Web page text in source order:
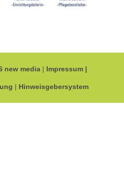
new media| Impressum |
| Hinweisgebersystem